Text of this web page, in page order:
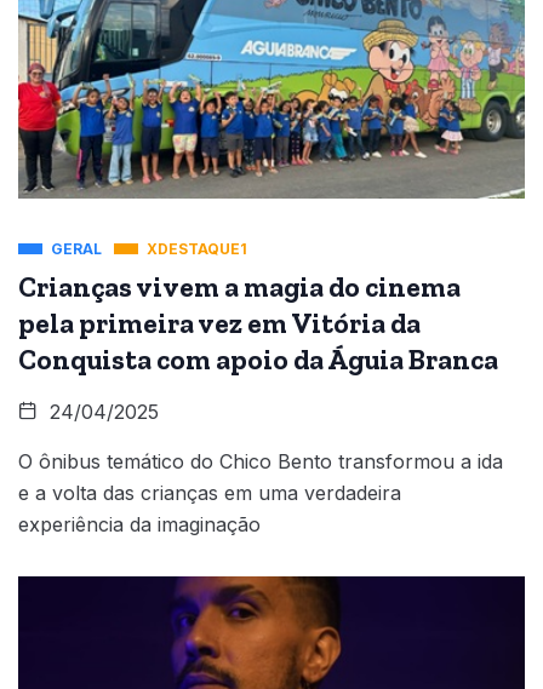
GERAL XDESTAQUE1
Crianças vivem a magia do cinema
pela primeira vez em Vitória da
Conquista com apoio da Águia Branca
24/04/2025
O ônibus temático do Chico Bento transformou a ida
e a volta das crianças em uma verdadeira
experiência da imaginação